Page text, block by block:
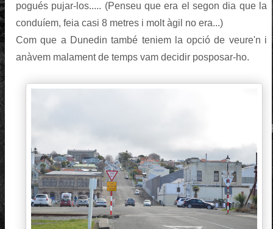
pogués pujar-los..... (Penseu que era el segon dia que la
conduíem, feia casi 8 metres i molt àgil no era...)
Com que a Dunedin també teniem la opció de veure'n i
anàvem malament de temps vam decidir posposar-ho.